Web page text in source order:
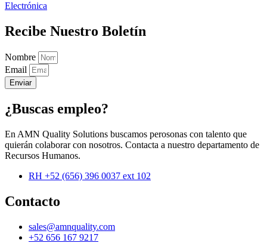
Electrónica
Recibe Nuestro Boletín
Nombre
Email
Enviar
¿Buscas empleo?
En AMN Quality Solutions buscamos perosonas con talento que
quierán colaborar con nosotros. Contacta a nuestro departamento de
Recursos Humanos.
RH +52 (656) 396 0037 ext 102
Contacto
sales@amnquality.com
+52 656 167 9217